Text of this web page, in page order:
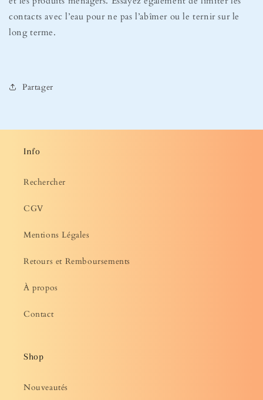
contacts avec l’eau pour ne pas l’abîmer ou le ternir sur le
long terme.
Partager
Info
Rechercher
CGV
Mentions Légales
Retours et Remboursements
À propos
Contact
Shop
Nouveautés